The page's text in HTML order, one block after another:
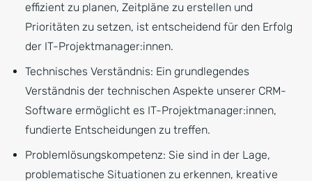
effizient zu planen, Zeitpläne zu erstellen und
Prioritäten zu setzen, ist entscheidend für den Erfolg
der IT-Projektmanager:innen.
Technisches Verständnis: Ein grundlegendes
Verständnis der technischen Aspekte unserer CRM-
Software ermöglicht es IT-Projektmanager:innen,
fundierte Entscheidungen zu treffen.
Problemlösungskompetenz: Sie sind in der Lage,
problematische Situationen zu erkennen, kreative